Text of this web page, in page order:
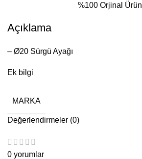
%100 Orjinal Ürün
Açıklama
– Ø20 Sürgü Ayağı
Ek bilgi
MARKA
Değerlendirmeler (0)
0 yorumlar